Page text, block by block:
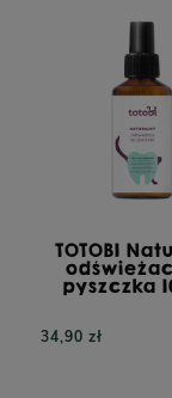
TOTOBI
pyszczka
34,90 zł